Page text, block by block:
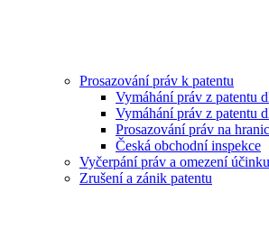
Prosazování práv k patentu
Vymáhání práv z patentu
Vymáhání práv z patentu
Prosazování práv na
Česká obchodní inspekce
Vyčerpání práv a omezení
Zrušení a zánik patentu